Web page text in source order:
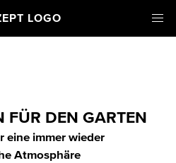
FÜR DEN GARTEN
eine immer wieder
Atmosphäre